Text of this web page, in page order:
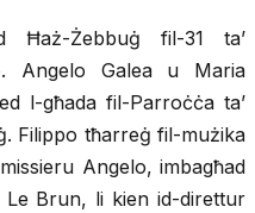
Ħaż-Żebbuġ fil-31 ta’
Angelo Galea u Maria
l-għada fil-Parroċċa ta’
Filippo tħarreġ fil-mużika
Angelo, imbagħad
Brun, li kien id-direttur